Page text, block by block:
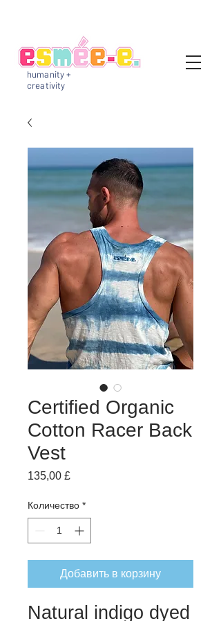
humanity +
creativity
Certified Organic
Cotton Racer Back
Vest
135,00 £Цена
Количество *
Добавить в корзину
Natural indigo dyed